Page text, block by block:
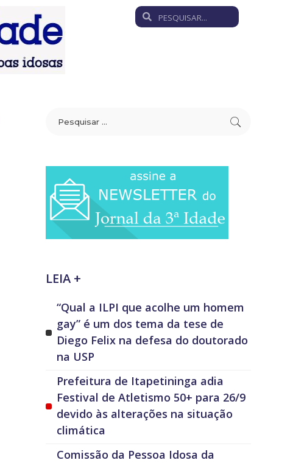
LEIA +
“Qual a ILPI que acolhe um homem
gay” é um dos tema da tese de
Diego Felix na defesa do doutorado
na USP
Prefeitura de Itapetininga adia
Festival de Atletismo 50+ para 26/9
devido às alterações na situação
climática
Comissão da Pessoa Idosa da